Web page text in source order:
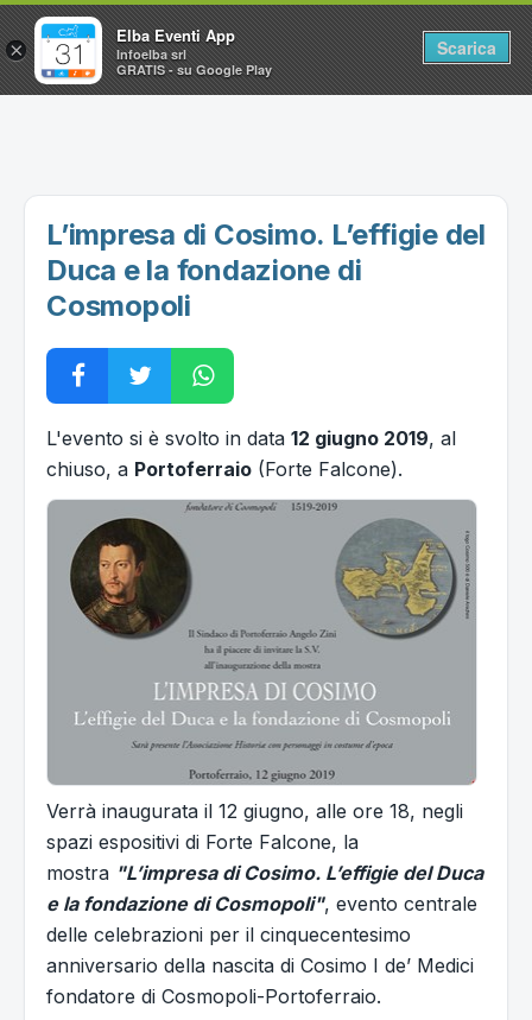
Home
Utilità
Vacanze all'Isola d'Elba
L’impresa di Cosimo. L’effigie del
Duca e la fondazione di
Cosmopoli
L'evento si è svolto in data 12 giugno 2019, al
chiuso, a Portoferraio (Forte Falcone).
Verrà inaugurata il 12 giugno, alle ore 18, negli
spazi espositivi di Forte Falcone, la
mostra "L’impresa di Cosimo. L’effigie del Duca
e la fondazione di Cosmopoli", evento centrale
delle celebrazioni per il cinquecentesimo
anniversario della nascita di Cosimo I de’ Medici
fondatore di Cosmopoli-Portoferraio.
×
Elba Eventi App
Infoelba srl
GRATIS - su Google Play
Scarica